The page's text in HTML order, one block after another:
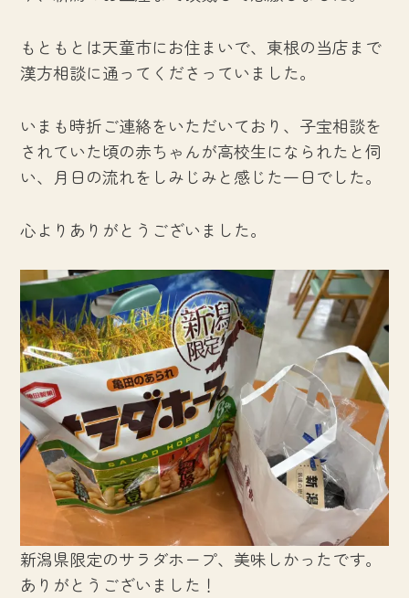
もともとは天童市にお住まいで、東根の当店まで
漢方相談に通ってくださっていました。
いまも時折ご連絡をいただいており、子宝相談を
されていた頃の赤ちゃんが高校生になられたと伺
い、月日の流れをしみじみと感じた一日でした。
心よりありがとうございました。
新潟県限定のサラダホープ、美味しかったです。
ありがとうございました！